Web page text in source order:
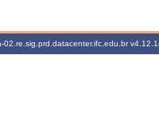
02.re.sig.prd.datacenter.ifc.edu.br